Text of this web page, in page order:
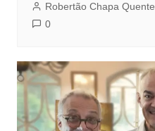
Robertão Chapa Quente
0